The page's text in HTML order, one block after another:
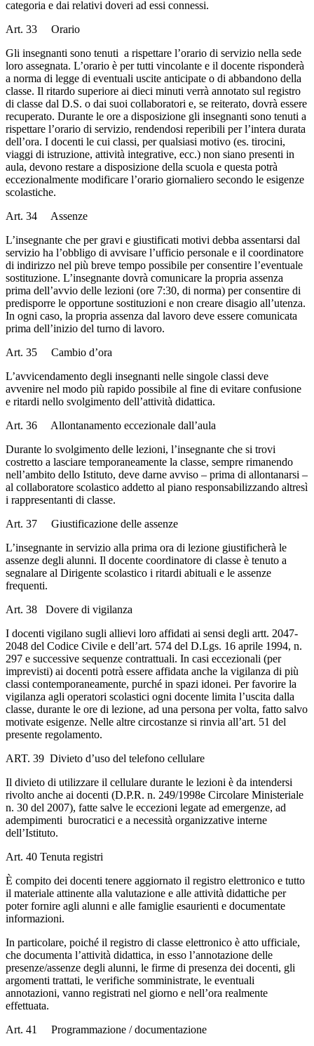
categoria e dai relativi doveri ad essi connessi.
Art. 33 Orario
Gli insegnanti sono tenuti a rispettare l’orario di servizio nella sede
loro assegnata. L’orario è per tutti vincolante e il docente risponderà
a norma di legge di eventuali uscite anticipate o di abbandono della
classe. Il ritardo superiore ai dieci minuti verrà annotato sul registro
di classe dal D.S. o dai suoi collaboratori e, se reiterato, dovrà essere
recuperato. Durante le ore a disposizione gli insegnanti sono tenuti a
rispettare l’orario di servizio, rendendosi reperibili per l’intera durata
dell’ora. I docenti le cui classi, per qualsiasi motivo (es. tirocini,
viaggi di istruzione, attività integrative, ecc.) non siano presenti in
aula, devono restare a disposizione della scuola e questa potrà
eccezionalmente modificare l’orario giornaliero secondo le esigenze
scolastiche.
Art. 34 Assenze
L’insegnante che per gravi e giustificati motivi debba assentarsi dal
servizio ha l’obbligo di avvisare l’ufficio personale e il coordinatore
di indirizzo nel più breve tempo possibile per consentire l’eventuale
sostituzione. L’insegnante dovrà comunicare la propria assenza
prima dell’avvio delle lezioni (ore 7:30, di norma) per consentire di
predisporre le opportune sostituzioni e non creare disagio all’utenza.
In ogni caso, la propria assenza dal lavoro deve essere comunicata
prima dell’inizio del turno di lavoro.
Art. 35 Cambio d’ora
L’avvicendamento degli insegnanti nelle singole classi deve
avvenire nel modo più rapido possibile al fine di evitare confusione
e ritardi nello svolgimento dell’attività didattica.
Art. 36 Allontanamento eccezionale dall’aula
Durante lo svolgimento delle lezioni, l’insegnante che si trovi
costretto a lasciare temporaneamente la classe, sempre rimanendo
nell’ambito dello Istituto, deve darne avviso – prima di allontanarsi –
al collaboratore scolastico addetto al piano responsabilizzando altresì
i rappresentanti di classe.
Art. 37 Giustificazione delle assenze
L’insegnante in servizio alla prima ora di lezione giustificherà le
assenze degli alunni. Il docente coordinatore di classe è tenuto a
segnalare al Dirigente scolastico i ritardi abituali e le assenze
frequenti.
Art. 38 Dovere di vigilanza
I docenti vigilano sugli allievi loro affidati ai sensi degli artt. 2047-
2048 del Codice Civile e dell’art. 574 del D.Lgs. 16 aprile 1994, n.
297 e successive sequenze contrattuali. In casi eccezionali (per
imprevisti) ai docenti potrà essere affidata anche la vigilanza di più
classi contemporaneamente, purché in spazi idonei. Per favorire la
vigilanza agli operatori scolastici ogni docente limita l’uscita dalla
classe, durante le ore di lezione, ad una persona per volta, fatto salvo
motivate esigenze. Nelle altre circostanze si rinvia all’art. 51 del
presente regolamento.
ART. 39 Divieto d’uso del telefono cellulare
Il divieto di utilizzare il cellulare durante le lezioni è da intendersi
rivolto anche ai docenti (D.P.R. n. 249/1998e Circolare Ministeriale
n. 30 del 2007), fatte salve le eccezioni legate ad emergenze, ad
adempimenti burocratici e a necessità organizzative interne
dell’Istituto.
Art. 40 Tenuta registri
È compito dei docenti tenere aggiornato il registro elettronico e tutto
il materiale attinente alla valutazione e alle attività didattiche per
poter fornire agli alunni e alle famiglie esaurienti e documentate
informazioni.
In particolare, poiché il registro di classe elettronico è atto ufficiale,
che documenta l’attività didattica, in esso l’annotazione delle
presenze/assenze degli alunni, le firme di presenza dei docenti, gli
argomenti trattati, le verifiche somministrate, le eventuali
annotazioni, vanno registrati nel giorno e nell’ora realmente
effettuata.
Art. 41 Programmazione / documentazione